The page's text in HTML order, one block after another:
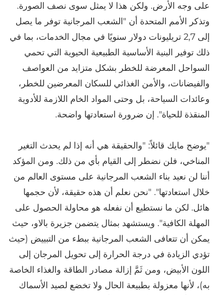
على وجه الأرض. ولكن هذا لا يمثل سوى نصف الصورة.
وتذكر الأمم المتحدة أن "الشعب المرجانية توفر ما يصل
إلى 2,7 تريليونات دولار سنويًا في مجال الخدمات، بما في
ذلك توفير البنية الأساسية الطبيعية الحيوية التي تحمي
السواحل المعرضة للخطر بشكل متزايد من العواصف
والفيضانات، والأمن الغذائي للسكان المعرضين للخطر،
وعائدات السياحة، بل وحتى المواد الخام اللازمة للأدوية
المنقذة للحياة". إن ضرورة استعادتها واضحة.
"يوضح مايك قائلاً: "والحقيقة هي أنه إذا لم يحدث التغير
المناخي، فلن نضطر إلى القيام بأي من ذلك. ومن المؤكد
أننا لن نعيد بناء الشعب المرجانية على مستوى العالم من
خلال استعادتها". "نحن نعلم أن هذه حقيقة، لأن حجمها
هائل. لكن ما نستطيع أن نفعله هو محاولة الحصول على
المهلة الكافية". ويستشهد بمثال يتضمن جزيرة بالاو، حيث
يمكن أن تتعافى الشعب المرجانية ببطء من التبييض (حيث
تؤدي الزيادة في درجة الحرارة إلى تحويل المرجان إلى
اللون الأبيض، ومن ثَمَّ إزالة مصادر الطاقة والغذاء الخاصة
به)، لأنها معزولة بطبيعة الحال ولا تخضع لصيد الأسماك